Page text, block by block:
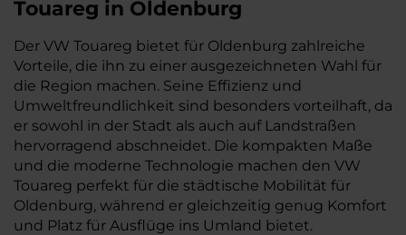
Touareg in Oldenburg
Der VW Touareg bietet für Oldenburg zahlreiche
Vorteile, die ihn zu einer ausgezeichneten Wahl für
die Region machen. Seine Effizienz und
Umweltfreundlichkeit sind besonders vorteilhaft, da
er sowohl in der Stadt als auch auf Landstraßen
hervorragend abschneidet. Die kompakten Maße
und die moderne Technologie machen den VW
Touareg perfekt für die städtische Mobilität für
Oldenburg, während er gleichzeitig genug Komfort
und Platz für Ausflüge ins Umland bietet.